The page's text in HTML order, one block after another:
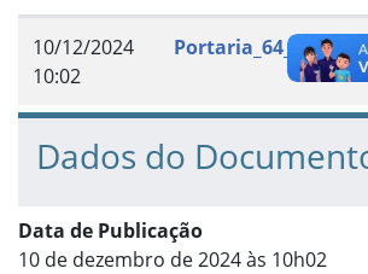
10/12/2024
10:02
Dados do
Data de Publicação
10 de dezembro de 2024 às 10h02